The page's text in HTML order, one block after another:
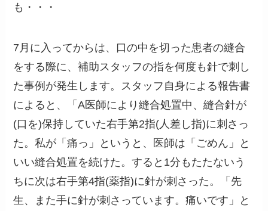
も・・・
7月に入ってからは、口の中を切った患者の縫合
をする際に、補助スタッフの指を何度も針で刺し
た事例が発生します。スタッフ自身による報告書
によると、「A医師により縫合処置中、縫合針が
(口を)保持していた右手第2指(人差し指)に刺さっ
た。私が「痛っ」というと、医師は「ごめん」と
いい縫合処置を続けた。すると1分もたたないう
ちに次は右手第4指(薬指)に針が刺さった。「先
生、また手に針が刺さっています。痛いです」と